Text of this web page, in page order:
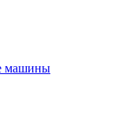
машины